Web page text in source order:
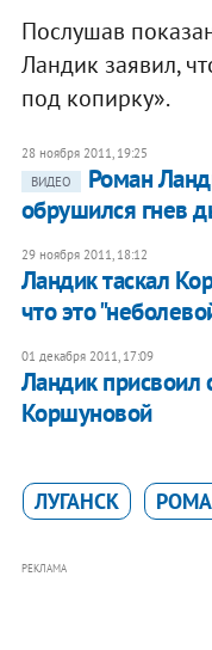
Послушав
Ландик заявил,
под копирку».
28 ноября 2011, 19:25
ВИДЕО
Роман
обрушился гнев
29 ноября 2011, 18:12
Ландик таскал
что это
01 декабря 2011, 17:09
Ландик присвоил
Коршуновой
ЛУГАНСК
РЕКЛАМА